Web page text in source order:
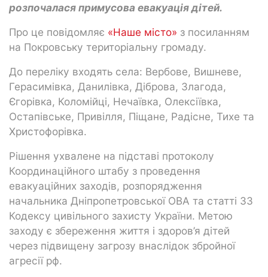
розпочалася примусова евакуація дітей.
Про це повідомляє «Наше місто» з посиланням
на Покровську територіальну громаду.
До переліку входять села: Вербове, Вишневе,
Герасимівка, Данилівка, Діброва, Злагода,
Єгорівка, Коломійці, Нечаївка, Олексіївка,
Остапівське, Привілля, Піщане, Радісне, Тихе та
Христофорівка.
Рішення ухвалене на підставі протоколу
Координаційного штабу з проведення
евакуаційних заходів, розпорядження
начальника Дніпропетровської ОВА та статті 33
Кодексу цивільного захисту України. Метою
заходу є збереження життя і здоров’я дітей
через підвищену загрозу внаслідок збройної
агресії рф.